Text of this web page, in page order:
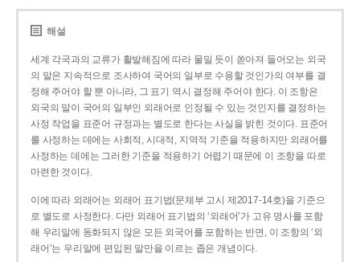
해설
세계 각국과의 교류가 활발해짐에 따라 물밀 듯이 쏟아져 들어오는 외국
의 말은 지속적으로 조사하여 국어의 일부로 수용할 것인가의 여부를 결
정해 주어야 할 뿐 아니라, 그 표기 역시 결정해 주어야 한다. 이 조항은
외국의 말이 국어의 일부인 외래어로 인정될 수 있는 것인지를 결정하는
사정 작업을 표준어 규정과는 별도로 한다는 사실을 밝힌 것이다. 표준어
를 사정하는 데에는 사회적, 시대적, 지역적 기준을 적용하지만 외래어를
사정하는 데에는 그러한 기준을 적용하기 어렵기 때문에 이 조항을 따로
마련한 것이다.
이에 따라 외래어는 외래어 표기법(문체부 고시 제2017-14호)을 기준으
로 별도로 사정한다. 다만 외래어 표기법의 ‘외래어’가 고유 명사를 포함
해 우리말에 동화되지 않은 모든 외국어를 포함하는 반면, 이 조항의 ‘외
래어’는 우리말에 편입된 말만을 이르는 좁은 개념이다.